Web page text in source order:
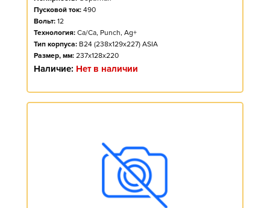
Пусковой ток: 490
Вольт: 12
Технология: Ca/Ca, Punch, Ag+
Тип корпуса: B24 (238x129x227) ASIA
Размер, мм: 237x128x220
Наличие: Нет в наличии